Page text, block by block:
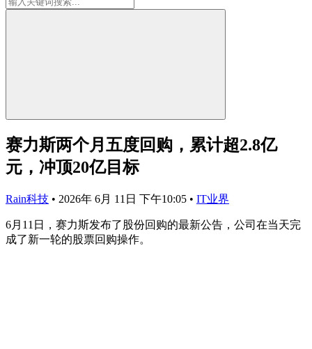
赛力斯两个月五度回购，累计超2.8亿
元，冲顶20亿目标
Rain科技 • 2026年 6月 11日 下午10:05 • IT业界
6月11日，赛力斯发布了股份回购的最新公告，公司在当天完
成了新一轮的股票回购操作。